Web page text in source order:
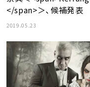
</span>＞、候補発表
2019.05.23